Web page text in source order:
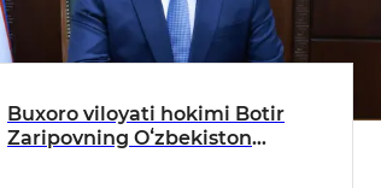
Buxoro viloyati hokimi Botir
Zaripovning Oʻzbekiston